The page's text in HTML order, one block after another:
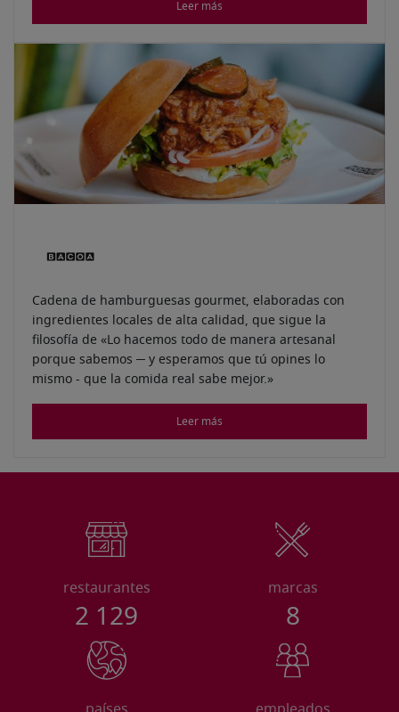
Leer más
Cadena de hamburguesas gourmet, elaboradas con
ingredientes locales de alta calidad, que sigue la
filosofía de «Lo hacemos todo de manera artesanal
porque sabemos ─ y esperamos que tú opines lo
mismo - que la comida real sabe mejor.»
Leer más
restaurantes
2 129
marcas
8